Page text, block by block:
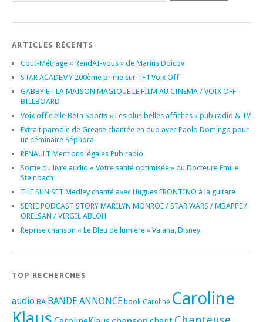
ARTICLES RÉCENTS
Cout-Métrage « RendAI-vous » de Marius Doicov
STAR ACADEMY 200ème prime sur TF1 Voix Off
GABBY ET LA MAISON MAGIQUE LE FILM AU CINEMA / VOIX OFF
BILLBOARD
Voix officielle BeIn Sports « Les plus belles affiches » pub radio & TV
Extrait parodie de Grease chantée en duo avec Paolo Domingo pour
un séminaire Séphora
RENAULT Mentions légales Pub radio
Sortie du livre audio « Votre santé optimisée » du Docteure Emilie
Steinbach
THE SUN SET Medley chanté avec Hugues FRONTINO à la guitare
SERIE PODCAST STORY MARILYN MONROE / STAR WARS / MBAPPE /
ORELSAN / VIRGIL ABLOH
Reprise chanson « Le Bleu de lumière » Vaiana, Disney
TOP RECHERCHES
audio BA BANDE ANNONCE book Caroline Caroline